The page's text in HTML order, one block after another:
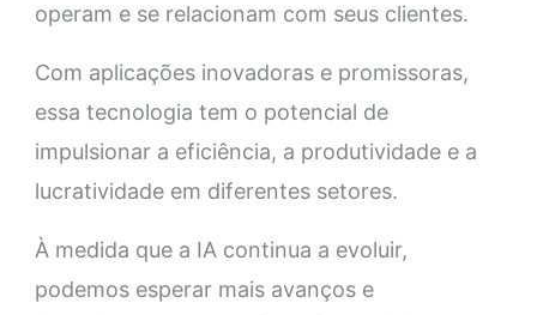
operam e se relacionam com seus clientes.
Com aplicações inovadoras e promissoras,
essa tecnologia tem o potencial de
impulsionar a eficiência, a produtividade e a
lucratividade em diferentes setores.
À medida que a IA continua a evoluir,
podemos esperar mais avanços e